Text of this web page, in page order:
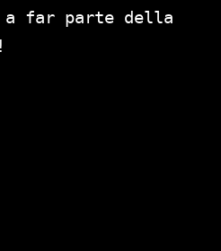
a far parte della